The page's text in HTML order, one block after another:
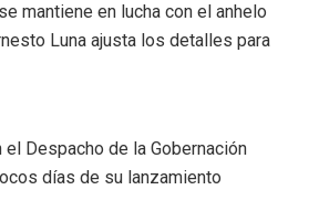
mantiene en lucha con el anhelo
Luna ajusta los detalles para
Despacho de la Gobernación
días de su lanzamiento